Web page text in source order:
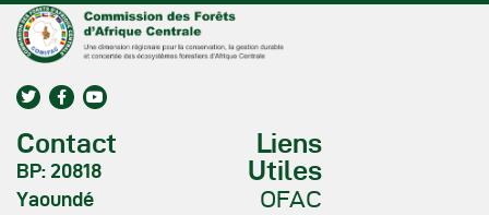
Contact
BP: 20818
Yaoundé
Liens
Utiles
OFAC